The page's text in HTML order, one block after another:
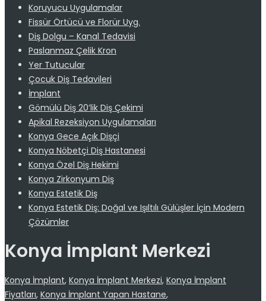
Koruyucu Uygulamalar
Fissür Örtücü ve Florür Uyg.
Diş Dolgu – Kanal Tedavisi
Paslanmaz Çelik Kron
Yer Tutucular
Çocuk Diş Tedavileri
İmplant
Gömülü Diş 20’lik Diş Çekimi
Apikal Rezeksiyon Uygulamaları
Konya Gece Açık Dişçi
Konya Nöbetçi Diş Hastanesi
Konya Özel Diş Hekimi
Konya Zirkonyum Diş
Konya Estetik Diş
Konya Estetik Diş: Doğal ve Işıltılı Gülüşler İçin Modern
Çözümler
Konya İmplant Merkezi
Konya İmplant, Konya İmplant Merkezi, Konya İmplant
Fiyatları, Konya İmplant Yapan Hastane,